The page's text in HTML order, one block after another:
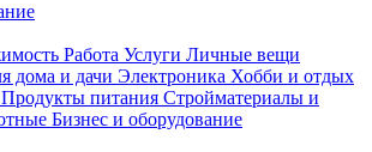
Работа Услуги Личные вещи
дома и дачи Электроника Хобби и отдых
Продукты питания Стройматериалы и
Бизнес и оборудование